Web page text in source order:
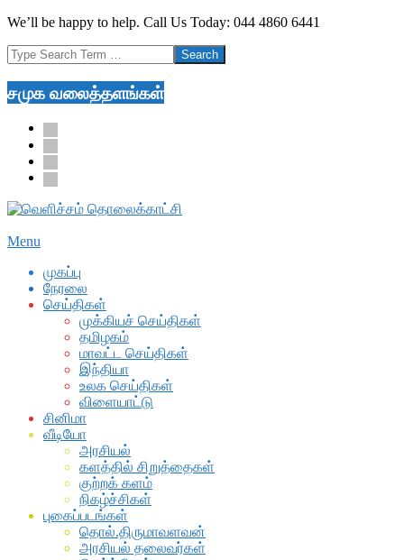
Skip
content
We’ll be happy to help. Call Us Today: 044 4860 6441
Search
சமுக வலைத்தளங்கள்
facebook
twitter
youtube
google
Secondary
Menu
Menu
முகப்பு
நேரலை
செய்திகள்
முக்கியச் செய்திகள்
தமிழகம்
மாவட்ட செய்திகள்
இந்தியா
உலக செய்திகள்
விளையாட்டு
சினிமா
வீடியோ
அரசியல்
களத்தில் சிறுத்தைகள்
குற்றக் களம்
நிகழ்ச்சிகள்
புகைப்படங்கள்
தொல்.திருமாவளவன்
அரசியல் தலைவர்கள்